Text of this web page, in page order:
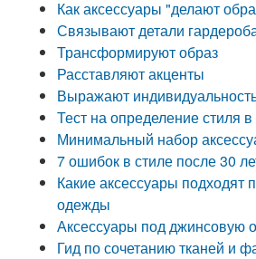
Как аксессуары "делают
Связывают детали
Трансформируют образ
Расставляют акценты
Выражают
Тест на определение стиля
Минимальный набор
7 ошибок в стиле после 30
Какие аксессуары подходят
одежды
Аксессуары под джинсовую
Гид по сочетанию тканей и